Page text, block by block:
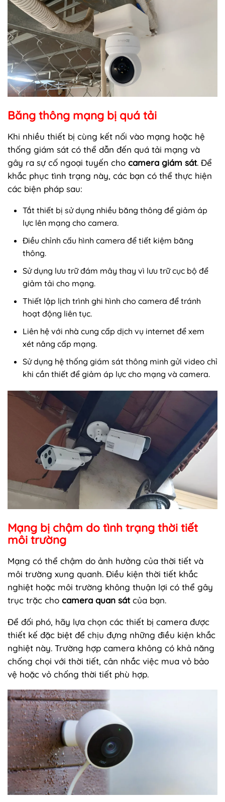
Băng thông mạng bị quá tải
Khi nhiều thiết bị cùng kết nối vào mạng hoặc hệ
thống giám sát có thể dẫn đến quá tải mạng và
gây ra sự cố ngoại tuyến cho camera giám sát. Để
khắc phục tình trạng này, các bạn có thể thực hiện
các biện pháp sau:
Tắt thiết bị sử dụng nhiều băng thông để giảm áp
lực lên mạng cho camera.
Điều chỉnh cấu hình camera để tiết kiệm băng
thông.
Sử dụng lưu trữ đám mây thay vì lưu trữ cục bộ để
giảm tải cho mạng.
Thiết lập lịch trình ghi hình cho camera để tránh
hoạt động liên tục.
Liên hệ với nhà cung cấp dịch vụ internet để xem
xét nâng cấp mạng.
Sử dụng hệ thống giám sát thông minh gửi video chỉ
khi cần thiết để giảm áp lực cho mạng và camera.
Mạng bị chậm do tình trạng thời tiết
môi trường
Mạng có thể chậm do ảnh hưởng của thời tiết và
môi trường xung quanh. Điều kiện thời tiết khắc
nghiệt hoặc môi trường không thuận lợi có thể gây
trục trặc cho camera quan sátcủa bạn.
Để đối phó, hãy lựa chọn các thiết bị camera được
thiết kế đặc biệt để chịu đựng những điều kiện khắc
nghiệt này. Trường hợp camera không có khả năng
chống chọi với thời tiết, cân nhắc việc mua vỏ bảo
vệ hoặc vỏ chống thời tiết phù hợp.